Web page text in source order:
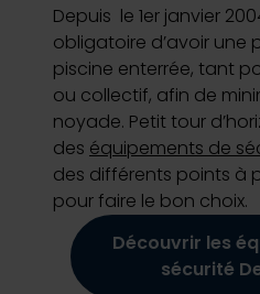
Depuis le 1er janvier
obligatoire d’avoir une
piscine enterrée, tant
ou collectif, afin de
noyade. Petit tour
des équipements de
des différents points à
pour faire le bon choix.
Découvrir les
sécurité